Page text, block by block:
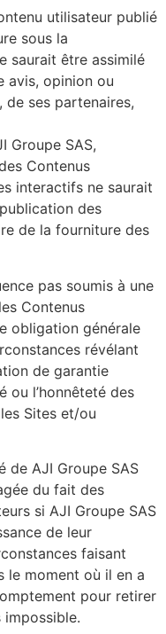
utilisateur publié
sous la
saurait être assimilé
avis, opinion ou
de ses partenaires,
Groupe SAS,
Contenus
interactifs ne saurait
des
de la fourniture des
pas soumis à une
Contenus
obligation générale
révélant
de garantie
ou l’honnêteté des
Sites et/ou
de AJI Groupe SAS
du fait des
si AJI Groupe SAS
de leur
faisant
le moment où il en a
pour retirer
impossible.